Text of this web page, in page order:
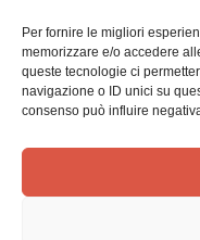
Per fornire le migliori
memorizzare e/o accedere
queste tecnologie ci
navigazione o ID unici su
consenso può influire
Bello! Saggio e